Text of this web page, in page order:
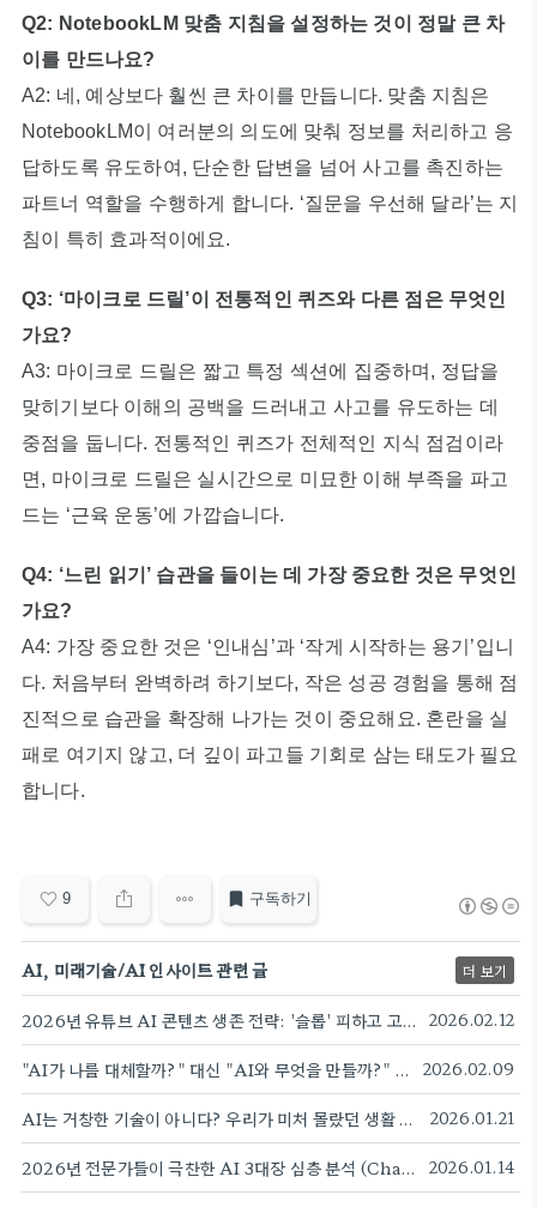
Q2: NotebookLM 맞춤 지침을 설정하는 것이 정말 큰 차
이를 만드나요?
A2: 네, 예상보다 훨씬 큰 차이를 만듭니다. 맞춤 지침은
NotebookLM이 여러분의 의도에 맞춰 정보를 처리하고 응
답하도록 유도하여, 단순한 답변을 넘어 사고를 촉진하는
파트너 역할을 수행하게 합니다. ‘질문을 우선해 달라’는 지
침이 특히 효과적이에요.
Q3: ‘마이크로 드릴’이 전통적인 퀴즈와 다른 점은 무엇인
가요?
A3: 마이크로 드릴은 짧고 특정 섹션에 집중하며, 정답을
맞히기보다 이해의 공백을 드러내고 사고를 유도하는 데
중점을 둡니다. 전통적인 퀴즈가 전체적인 지식 점검이라
면, 마이크로 드릴은 실시간으로 미묘한 이해 부족을 파고
드는 ‘근육 운동’에 가깝습니다.
Q4: ‘느린 읽기’ 습관을 들이는 데 가장 중요한 것은 무엇인
가요?
A4: 가장 중요한 것은 ‘인내심’과 ‘작게 시작하는 용기’입니
다. 처음부터 완벽하려 하기보다, 작은 성공 경험을 통해 점
진적으로 습관을 확장해 나가는 것이 중요해요. 혼란을 실
패로 여기지 않고, 더 깊이 파고들 기회로 삼는 태도가 필요
합니다.
9 구독하기
AI, 미래기술/AI 인사이트 관련 글 더 보기
2026년 유튜브 AI 콘텐츠 생존 전략: '슬롭' 피하고 고품질 인정받는 법 2026.02.12
"AI가 나를 대체할까?" 대신 "AI와 무엇을 만들까?" 2026년 마인드셋 전환 2026.02.09
AI는 거창한 기술이 아니다? 우리가 미처 몰랐던 생활 속 인공지능의 진짜 얼굴 2026.01.21
2026년 전문가들이 극찬한 AI 3대장 심층 분석 (ChatGPT Plus, Adobe Firefly, Notion AI) 2026.01.14